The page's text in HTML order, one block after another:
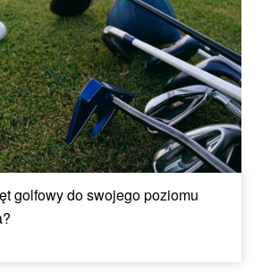
golfowy do swojego poziomu